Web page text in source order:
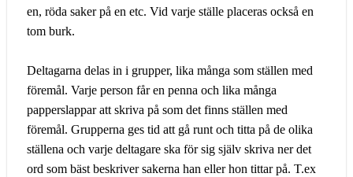
en, röda saker på en etc. Vid varje ställe placeras också en
tom burk.
Deltagarna delas in i grupper, lika många som ställen med
föremål. Varje person får en penna och lika många
papperslappar att skriva på som det finns ställen med
föremål. Grupperna ges tid att gå runt och titta på de olika
ställena och varje deltagare ska för sig själv skriva ner det
ord som bäst beskriver sakerna han eller hon tittar på. T.ex